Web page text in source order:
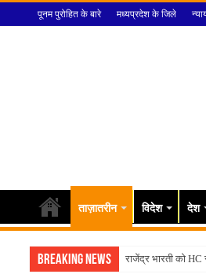
पूनम पुरोहित के बारे मध्यप्रदेश के जिले
ताज़ातरीन विदेश देश
Breaking News राजेंद्र भारती को